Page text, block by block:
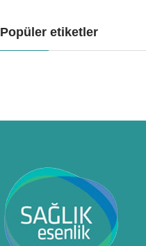
Popüler etiketler